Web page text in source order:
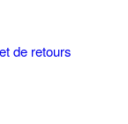
de retours